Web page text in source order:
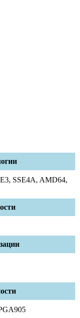
SSE4A, AMD64,